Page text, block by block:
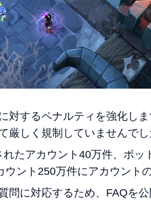
対するペナルティを強化し
しく規制していませんでし
たアカウント40万件、ボッ
ント250万件にアカウント
に対応するため、FAQを公